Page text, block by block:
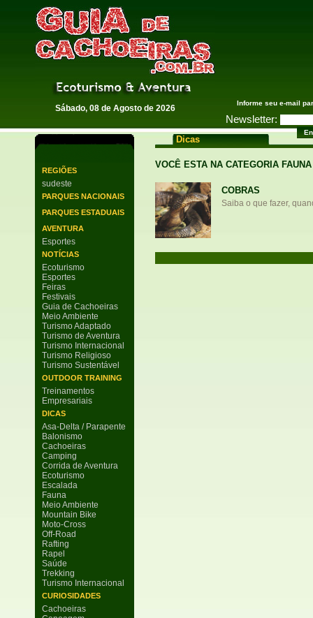
Guia de Cachoeiras
Sábado, 08 de Agosto de 2026
Informe seu e-mail
Newsletter:
REGIÕES
sudeste
PARQUES NACIONAIS
PARQUES ESTADUAIS
AVENTURA
Esportes
NOTÍCIAS
Ecoturismo
Esportes
Feiras
Festivais
Guia de Cachoeiras
Meio Ambiente
Turismo Adaptado
Turismo de Aventura
Turismo Internacional
Turismo Religioso
Turismo Sustentável
OUTDOOR TRAINING
Treinamentos
Empresariais
DICAS
Asa-Delta / Parapente
Balonismo
Cachoeiras
Camping
Corrida de Aventura
Ecoturismo
Escalada
Fauna
Meio Ambiente
Mountain Bike
Moto-Cross
Off-Road
Rafting
Rapel
Saúde
Trekking
Turismo Internacional
CURIOSIDADES
Cachoeiras
Dicas
VOCÊ ESTA NA CATEGORIA FAUNA
COBRAS
Saiba o que fazer,